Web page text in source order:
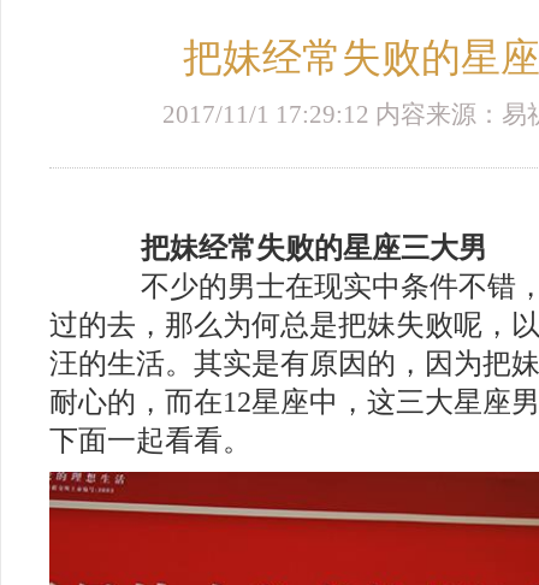
把妹经常失败的星
2017/11/1 17:29:12 内容来源：
把妹经常失败的星座三大男
不少的男士在现实中条件不错
过的去，那么为何总是把妹失败呢，
汪的生活。其实是有原因的，因为把
耐心的，而在12星座中，这三大星座
下面一起看看。